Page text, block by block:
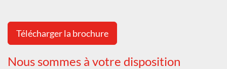
Télécharger la brochure
Nous sommes à votre disposition